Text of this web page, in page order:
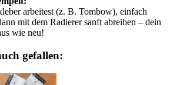
arbeitest (z. B. Tombow), einfach
mit dem Radierer sanft abreiben – dein
wie neu!
gefallen: